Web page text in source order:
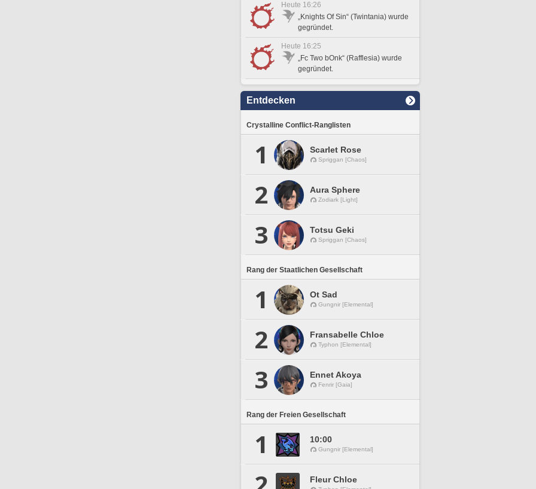
Heute 16:26
„Knights Of Sin“ (Twintania) wurde
gegründet.
Heute 16:25
„Fc Two bOnk“ (Rafflesia) wurde
gegründet.
Entdecken
Crystalline Conflict-Ranglisten
1 Scarlet Rose
Spriggan [Chaos]
2 Aura Sphere
Zodiark [Light]
3 Totsu Geki
Spriggan [Chaos]
Rang der Staatlichen Gesellschaft
1 Ot Sad
Gungnir [Elemental]
2 Fransabelle Chloe
Typhon [Elemental]
3 Ennet Akoya
Fenrir [Gaia]
Rang der Freien Gesellschaft
1 10:00
Gungnir [Elemental]
Fleur Chloe